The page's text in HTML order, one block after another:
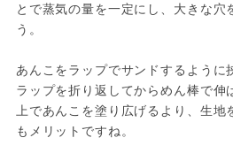
とで蒸気の量を一定にし、大きな穴
う。
あんこをラップでサンドするように
ラップを折り返してからめん棒で伸
上であんこを塗り広げるより、生
もメリットですね。